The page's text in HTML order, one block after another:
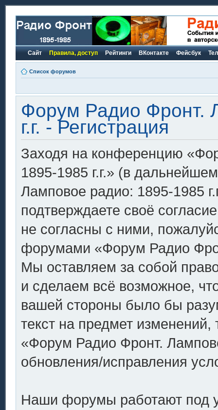
Сайт Правила, доступ Рейтинги ВКонтакте Фейсбук
Список форумов
Форум Радио Фронт.
г.г. - Регистрация
Заходя на конференцию
1895-1985 г.г.» (в
Ламповое радио: 1895-1985
подтверждаете своё
не согласны с ними,
форумами «Форум Радио
Мы оставляем за собой
и сделаем всё возможное,
вашей стороны было бы
текст на предмет
«Форум Радио Фронт.
обновления/исправления
Наши форумы работают под